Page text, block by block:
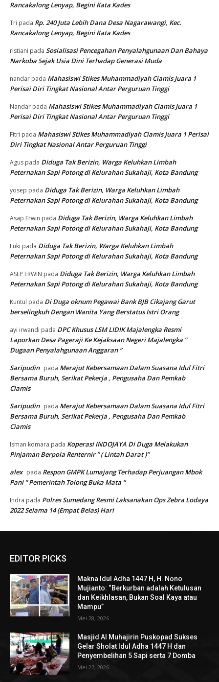
Rancakalong Lenyap, Begini Kata Kades
Tri pada Rp. 240 Juta Lebih Dana Desa Nagarawangi, Kec.
Rancakalong Lenyap, Begini Kata Kades
ristiani pada Sosialisasi Pencegahan Penyalahgunaan Dan Bahaya
Narkoba Sejak Usia Dini Terhadap Generasi Muda
nandar pada Mahasiswi Stikes Muhammadiyah Ciamis Juara 1
Perisai Diri Tingkat Nasional Antar Perguruan Tinggi
Nandar pada Mahasiswi Stikes Muhammadiyah Ciamis Juara 1
Perisai Diri Tingkat Nasional Antar Perguruan Tinggi
Fitri pada Mahasiswi Stikes Muhammadiyah Ciamis Juara 1 Perisai
Diri Tingkat Nasional Antar Perguruan Tinggi
Agus pada Diduga Tak Berizin, Warga Keluhkan Limbah
Peternakan Sapi Potong di Kelurahan Sukahaji, Kota Bandung
yosep pada Diduga Tak Berizin, Warga Keluhkan Limbah
Peternakan Sapi Potong di Kelurahan Sukahaji, Kota Bandung
Asap Erwin pada Diduga Tak Berizin, Warga Keluhkan Limbah
Peternakan Sapi Potong di Kelurahan Sukahaji, Kota Bandung
Luki pada Diduga Tak Berizin, Warga Keluhkan Limbah
Peternakan Sapi Potong di Kelurahan Sukahaji, Kota Bandung
ASEP ERWIN pada Diduga Tak Berizin, Warga Keluhkan Limbah
Peternakan Sapi Potong di Kelurahan Sukahaji, Kota Bandung
Kuntul pada Di Duga oknum Pegawai Bank BJB Cikajang Garut
berselingkuh Dengan Wanita Yang Berstatus Istri Orang
ayi irwandi pada DPC Khusus LSM LIDIK Majalengka Resmi
Laporkan Desa Pageraji Ke Kejaksaan Negeri Majalengka ”
Dugaan Penyalahgunaan Anggaran “
Saripudin pada Merajut Kebersamaan Dalam Suasana Idul Fitri
Bersama Buruh, Serikat Pekerja , Pengusaha Dan Pemkab
Ciamis
Saripudin pada Merajut Kebersamaan Dalam Suasana Idul Fitri
Bersama Buruh, Serikat Pekerja , Pengusaha Dan Pemkab
Ciamis
Isman komara pada Koperasi INDOJAYA Di Duga Melakukan
Pinjaman Berpola Renternir ” ( Lintah Darat )”
alex pada Respon GMPK Lumajang Terhadap Perjuangan Mbok
Pani ” Pemerintah Tolong Buka Mata “
Indra pada Polres Sumedang Resmi Laksanakan Ops Zebra Lodaya
2022 Selama 14 (Empat Belas) Hari
EDITOR PICKS
Makna Idul Adha 1447 H, H. Nono
Mujianto: “Berkurban adalah Ketulusan
dan Keikhlasan, Bukan Soal Kaya atau
Mampu”
Mei 28, 2026
Masjid Al Muhajirin Puskopad Sukses
Gelar Sholat Idul Adha 1447 H dan
Penyembelihan 5 Sapi serta 7 Domba
Mei 27, 2026